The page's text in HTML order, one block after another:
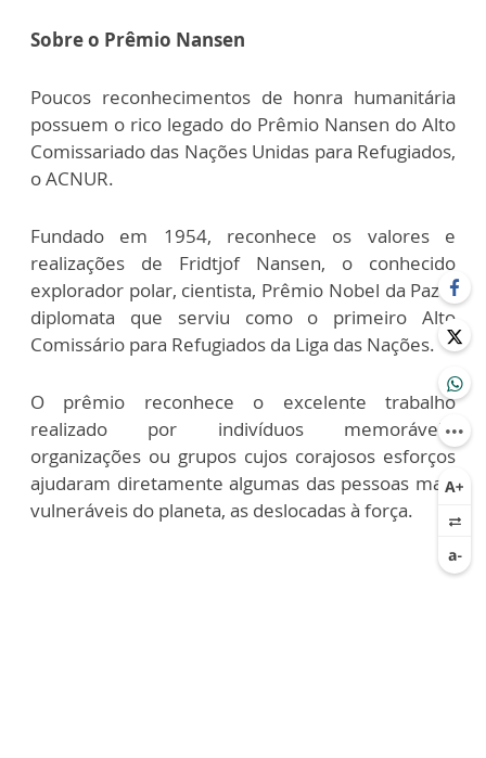
Sobre o Prêmio Nansen
Poucos reconhecimentos de honra humanitária
possuem o rico legado do Prêmio Nansen do Alto
Comissariado das Nações Unidas para Refugiados,
o ACNUR.
Fundado em 1954, reconhece os valores e
realizações de Fridtjof Nansen, o conhecido
explorador polar, cientista, Prêmio Nobel da Paz e
diplomata que serviu como o primeiro Alto
Comissário para Refugiados da Liga das Nações.
O prêmio reconhece o excelente trabalho
realizado por indivíduos memoráveis​​,
organizações ou grupos cujos corajosos esforços
ajudaram diretamente algumas das pessoas mais
vulneráveis ​​do planeta, as deslocadas à força.